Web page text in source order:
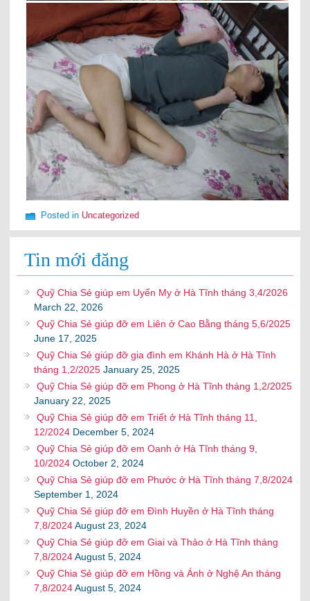
Posted in Uncategorized
Tin mới đăng
Quỹ Chia Sẻ giúp em Uyển My ở Hà Tĩnh tháng 3,4/2026
March 22, 2026
Quỹ Chia Sẻ giúp đỡ em Liên ở Cao Bằng tháng 5,6/2025
June 17, 2025
Quỹ Chia Sẻ giúp đỡ gia đình em Khánh Hà ở Hà Tĩnh
tháng 1,2/2025 January 25, 2025
Quỹ Chia Sẻ giúp đỡ em Phong ở Hà Tĩnh tháng 1,2/2025
January 22, 2025
Quỹ Chia Sẻ giúp đỡ em Triết ở Hà Tĩnh tháng 11,
12/2024 December 5, 2024
Quỹ Chia Sẻ giúp đỡ em Oanh ở Hà Tĩnh tháng 9,
10/2024 October 2, 2024
Quỹ Chia Sẻ giúp đỡ em Phước ở Hà Tĩnh tháng 7,8/2024
September 1, 2024
Quỹ Chia Sẻ giúp đỡ em Đình Huyền ở Hà Tĩnh tháng
7,8/2024 August 23, 2024
Quỹ Chia Sẻ giúp đỡ em Giai và Thảo ở Hà Tĩnh tháng
7,8/2024 August 5, 2024
Quỹ Chia Sẻ giúp đỡ em Hồng và Ánh ở Nghệ An tháng
7,8/2024 August 5, 2024